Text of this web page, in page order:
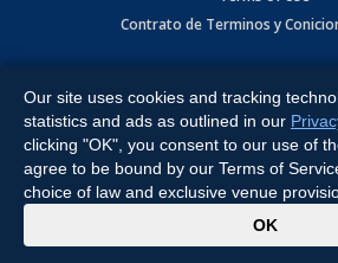
Contrato de Terminos y
Expressway, Weslaco, TX 78596.
All Rights Reserved. Powered by:Ruby
Our site uses cookies and tracking
statistics and ads as outlined in our
clicking "OK", you consent to our use of
agree to be bound by our Terms of
choice of law and exclusive venue
OK